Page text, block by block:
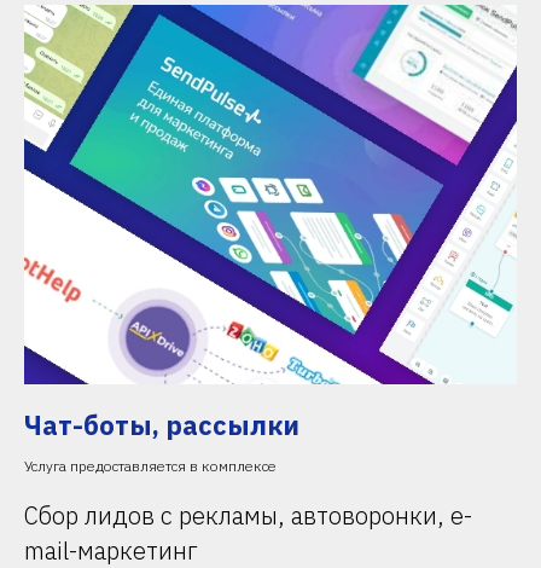
Чат-боты, рассылки
Услуга предоставляется в комплексе
Сбор лидов с рекламы, автоворонки, e-
mail-маркетинг